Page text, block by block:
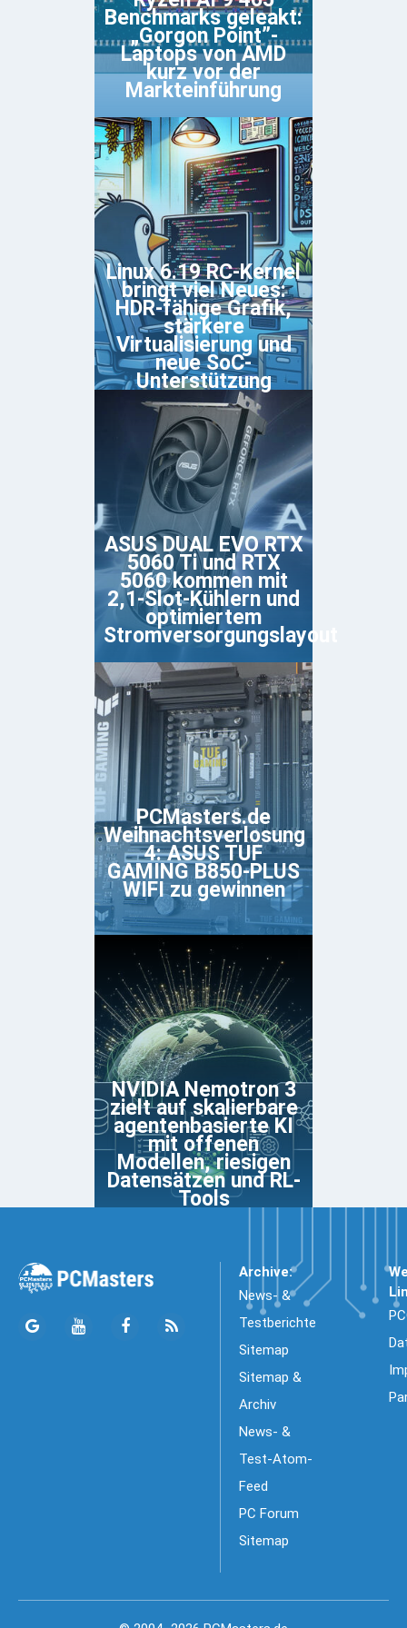
Benchmarks geleakt:
„Gorgon Point”-
Laptops von AMD
kurz vor der
Markteinführung
Linux 6.19 RC-Kernel
bringt viel Neues:
HDR-fähige Grafik,
stärkere
Virtualisierung und
neue SoC-
Unterstützung
ASUS DUAL EVO RTX
5060 Ti und RTX
5060 kommen mit
2,1-Slot-Kühlern und
optimiertem
Stromversorgungslayout
PCMasters.de
Weihnachtsverlosung
4: ASUS TUF
GAMING B850-PLUS
WIFI zu gewinnen
NVIDIA Nemotron 3
zielt auf skalierbare
agentenbasierte KI
mit offenen
Modellen, riesigen
Datensätzen und RL-
Tools
Archive:
News- &
Testberichte
Sitemap
Sitemap &
Archiv
News- &
Test-Atom-
Feed
PC Forum
Sitemap